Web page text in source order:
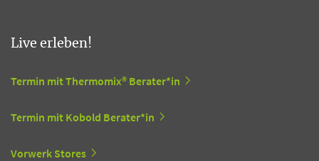
Live erleben!
Termin mit Thermomix® Berater*in
Termin mit Kobold Berater*in
Vorwerk Stores